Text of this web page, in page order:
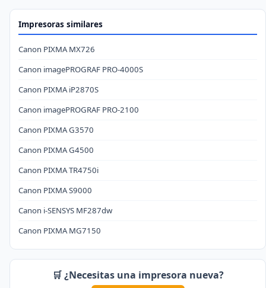
Impresoras similares
Canon PIXMA MX726
Canon imagePROGRAF PRO-4000S
Canon PIXMA iP2870S
Canon imagePROGRAF PRO-2100
Canon PIXMA G3570
Canon PIXMA G4500
Canon PIXMA TR4750i
Canon PIXMA S9000
Canon i-SENSYS MF287dw
Canon PIXMA MG7150
🛒 ¿Necesitas una impresora nueva?